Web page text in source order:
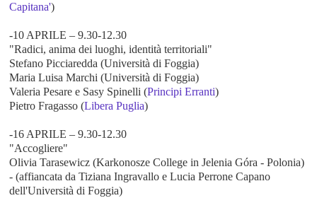
Capitana')
-10 APRILE – 9.30-12.30
"Radici, anima dei luoghi, identità territoriali"
Stefano Picciaredda (Università di Foggia)
Maria Luisa Marchi (Università di Foggia)
Valeria Pesare e Sasy Spinelli (Principi Erranti)
Pietro Fragasso (Libera Puglia)
-16 APRILE – 9.30-12.30
"Accogliere"
Olivia Tarasewicz (Karkonosze College in Jelenia Góra - Polonia)
- (affiancata da Tiziana Ingravallo e Lucia Perrone Capano
dell'Università di Foggia)